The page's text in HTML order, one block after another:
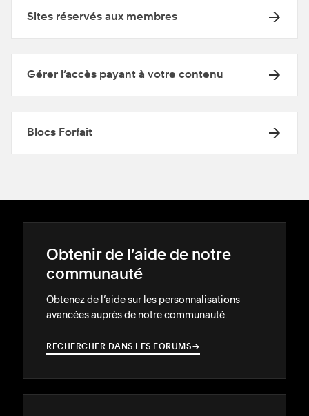
Sites réservés aux membres
Gérer l’accès payant à votre contenu
Blocs Forfait
Obtenir de l’aide de notre
communauté
Obtenez de l’aide sur les personnalisations
avancées auprès de notre communauté.
RECHERCHER DANS LES FORUMS→
→